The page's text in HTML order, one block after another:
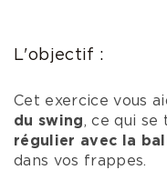
L'objectif :
Cet exercice vous
du swing, ce qui se
régulier avec la
dans vos frappes.